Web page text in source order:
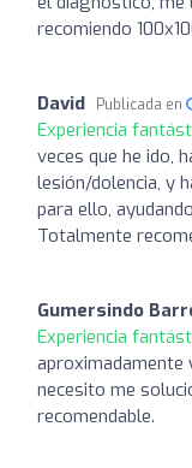
recomiendo
David Publicada en
Experiencia
veces que he ido,
lesión/dolencia, y
para ello,
Totalmente
Gumersindo
Experiencia
aproximadamente
necesito me
recomendable.